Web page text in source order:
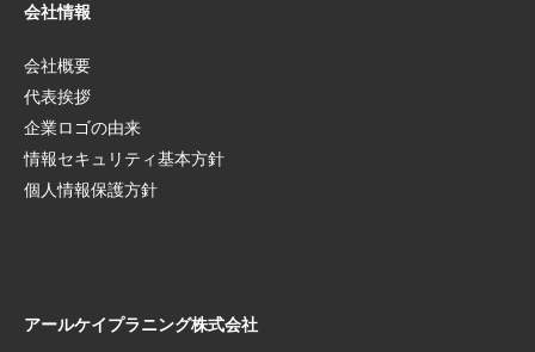
会社情報
会社概要
代表挨拶
企業ロゴの由来
情報セキュリティ基本方針
個人情報保護方針
アールケイプラニング株式会社